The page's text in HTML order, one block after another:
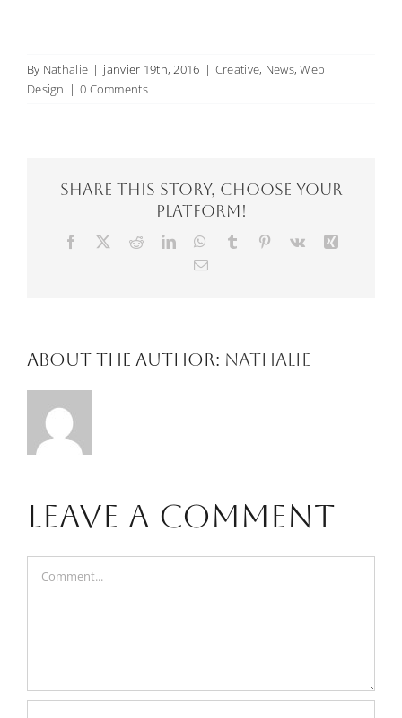
By Nathalie | janvier 19th, 2016 | Creative, News,Web
Design | 0 Comments
Share This Story, Choose Your
Platform!
Facebook RedditLinkedInWhatsApp
Tumblr Pinterest
Vk
Email
About the Author: Nathalie
Leave A Comment
Comment